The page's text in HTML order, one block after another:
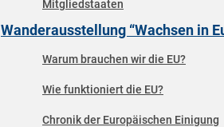
Mitgliedstaaten
Wanderausstellung “Wachsen in
Warum brauchen wir die EU?
Wie funktioniert die EU?
Chronik der Europäischen Einigung